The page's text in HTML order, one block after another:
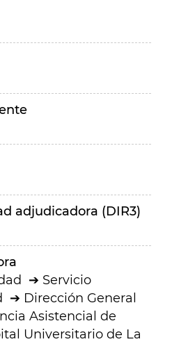
adjudicadora (DIR3)
Servicio
Dirección General
Asistencial de
Universitario de La